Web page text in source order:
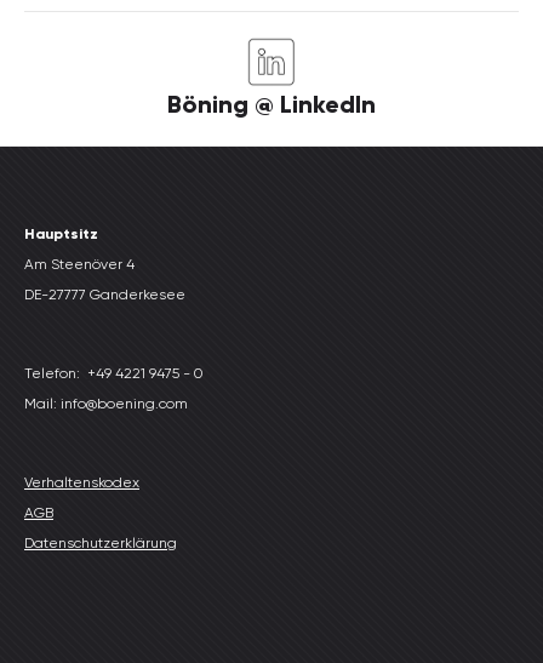
Böning @ LinkedIn
Hauptsitz
Am Steenöver 4
DE-27777 Ganderkesee
Telefon: +49 4221 9475 - 0
Mail: info@boening.com
Verhaltenskodex
AGB
Datenschutzerklärung